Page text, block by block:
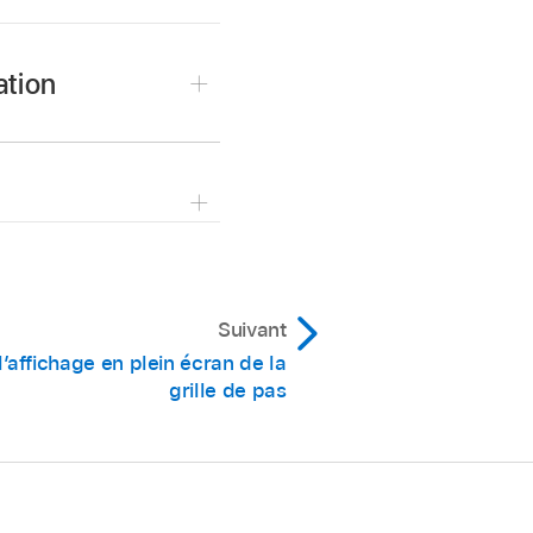
programmées.
Suivant
en plein écran de la
grille de pas